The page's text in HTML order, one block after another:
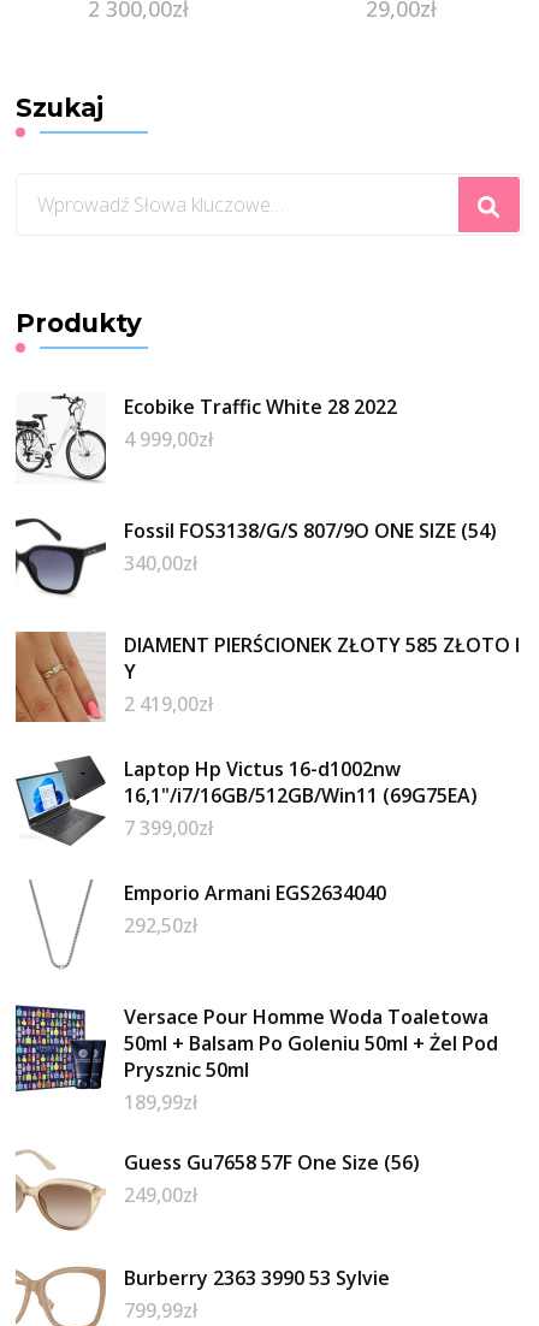
2 300,00zł 29,00zł
Szukaj
czegoś?
Produkty
Ecobike Traffic White 28 2022
4 999,00zł
Fossil FOS3138/G/S 807/9O ONE SIZE (54)
340,00zł
DIAMENT PIERŚCIONEK ZŁOTY 585 ZŁOTO I
Y
2 419,00zł
Laptop Hp Victus 16-d1002nw
16,1"/i7/16GB/512GB/Win11 (69G75EA)
7 399,00zł
Emporio Armani EGS2634040
292,50zł
Versace Pour Homme Woda Toaletowa
50ml + Balsam Po Goleniu 50ml + Żel Pod
Prysznic 50ml
189,99zł
Guess Gu7658 57F One Size (56)
249,00zł
Burberry 2363 3990 53 Sylvie
799,99zł